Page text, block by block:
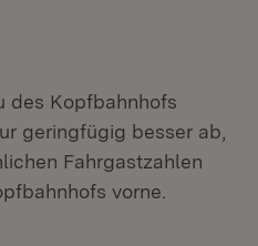
des Kopfbahnhofs
geringfügig besser ab,
Fahrgastzahlen
vorne.